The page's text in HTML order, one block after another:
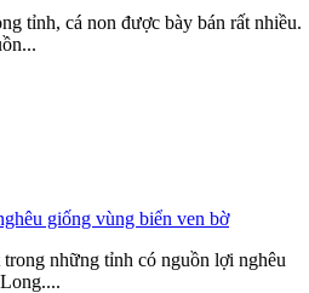
tỉnh, cá non được bày bán rất nhiều.
giống vùng biển ven bờ
những tỉnh có nguồn lợi nghêu